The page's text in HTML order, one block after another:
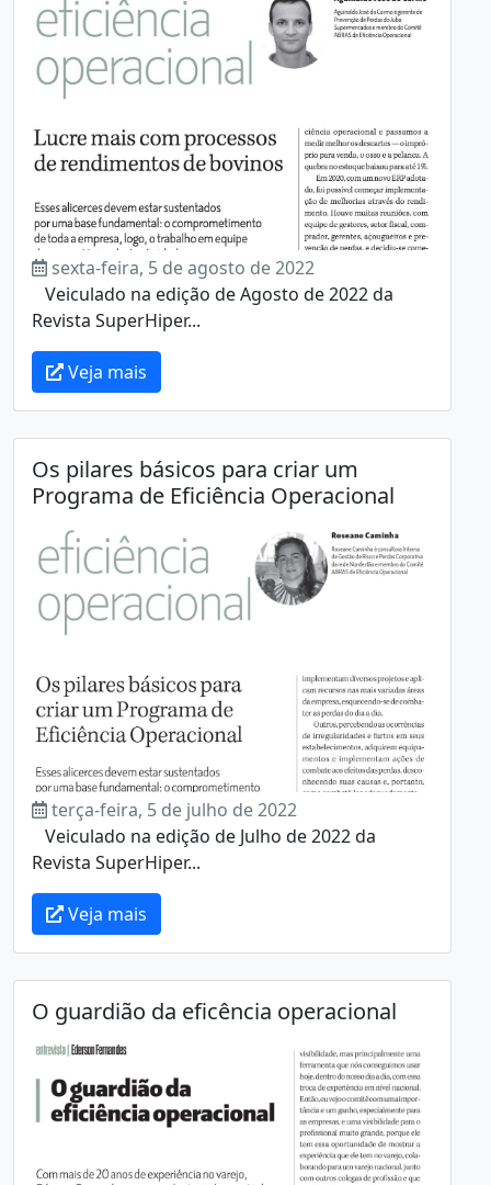
sexta-feira, 5 de agosto de 2022
Veiculado na edição de Agosto de 2022 da
Revista SuperHiper...
Veja mais
Os pilares básicos para criar um
Programa de Eficiência Operacional
terça-feira, 5 de julho de 2022
Veiculado na edição de Julho de 2022 da
Revista SuperHiper...
Veja mais
O guardião da eficência operacional